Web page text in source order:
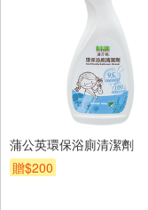
蒲公英環保浴廁清潔劑
贈$200